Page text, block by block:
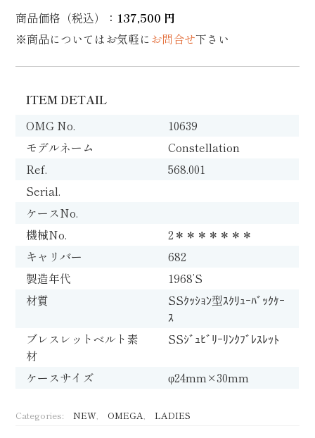
商品価格（税込） ： 137,500 円
※商品についてはお気軽にお問合せ下さい
ITEM DETAIL
OMG No.
10639
モデルネーム
Constellation
Ref.
568.001
Serial.
ケースNo.
機械No.
2＊＊＊＊＊＊＊
キャリバー
682
製造年代
1968’S
材質
SSｸｯｼｮﾝ型ｽｸﾘｭｰﾊﾞｯｸｹｰ
ｽ
ブレスレットベルト素
材
SSｼﾞｭﾋﾞﾘｰﾘﾝｸﾌﾞﾚｽﾚｯﾄ
ケースサイズ φ24mm×30mm
Categories: NEW OMEGA LADIES